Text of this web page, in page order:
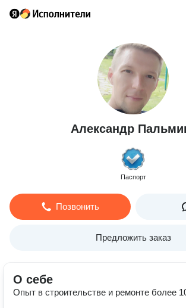
Александр
Паспорт
Позвонить
Предложить заказ
О себе
Опыт в строительстве и ремонте более